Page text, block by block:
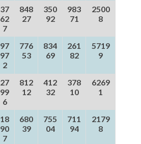
37
62
7
848
27
350
92
983
71
2500
8
97
97
2
776
53
834
69
261
82
5719
9
27
99
6
812
12
412
32
378
10
6269
1
18
90
7
680
39
755
04
711
94
2179
8